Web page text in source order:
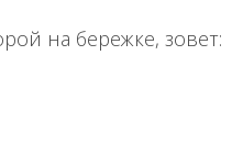
на бережке, зовет: